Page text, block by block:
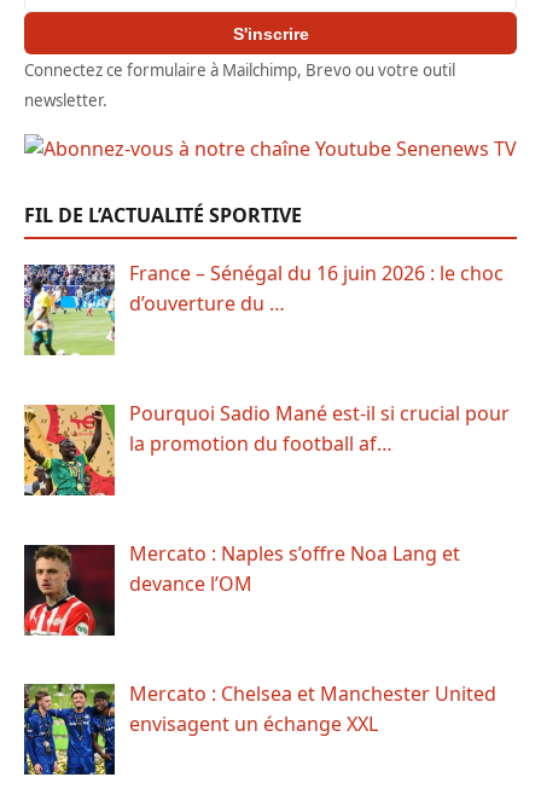
S'inscrire
Connectez ce formulaire à Mailchimp, Brevo ou votre outil
newsletter.
FIL DE L’ACTUALITÉ SPORTIVE
France – Sénégal du 16 juin 2026 : le choc
d’ouverture du …
Pourquoi Sadio Mané est-il si crucial pour
la promotion du football af…
Mercato : Naples s’offre Noa Lang et
devance l’OM
Mercato : Chelsea et Manchester United
envisagent un échange XXL